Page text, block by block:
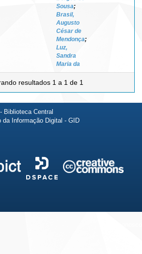
Sousa;
Brasil,
Augusto
César de
Mendonça;
Luz,
Sandra
Maria da
resultados 1 a 1 de 1
Biblioteca Central
da Informação Digital - GID